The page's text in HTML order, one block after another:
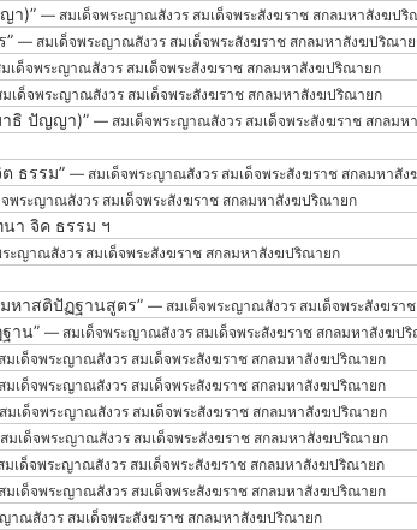
า)” — สมเด็จพระญาณสังวร สมเด็จพระสังฆราช สกลมหาสังฆปริ
” — สมเด็จพระญาณสังวร สมเด็จพระสังฆราช สกลมหาสังฆปริณา
เด็จพระญาณสังวร สมเด็จพระสังฆราช สกลมหาสังฆปริณายก
เด็จพระญาณสังวร สมเด็จพระสังฆราช สกลมหาสังฆปริณายก
าธิ ปัญญา)” — สมเด็จพระญาณสังวร สมเด็จพระสังฆราช สกลม
ธรรม” — สมเด็จพระญาณสังวร สมเด็จพระสังฆราช สกลมหาสั
พระญาณสังวร สมเด็จพระสังฆราช สกลมหาสังฆปริณายก
า จิค ธรรม ฯ
ะญาณสังวร สมเด็จพระสังฆราช สกลมหาสังฆปริณายก
หาสติปัฏฐานสูตร” — สมเด็จพระญาณสังวร สมเด็จพระสังฆรา
าน” — สมเด็จพระญาณสังวร สมเด็จพระสังฆราช สกลมหาสังฆป
เด็จพระญาณสังวร สมเด็จพระสังฆราช สกลมหาสังฆปริณายก
เด็จพระญาณสังวร สมเด็จพระสังฆราช สกลมหาสังฆปริณายก
เด็จพระญาณสังวร สมเด็จพระสังฆราช สกลมหาสังฆปริณายก
มเด็จพระญาณสังวร สมเด็จพระสังฆราช สกลมหาสังฆปริณายก
เด็จพระญาณสังวร สมเด็จพระสังฆราช สกลมหาสังฆปริณายก
เด็จพระญาณสังวร สมเด็จพระสังฆราช สกลมหาสังฆปริณายก
าณสังวร สมเด็จพระสังฆราช สกลมหาสังฆปริณายก